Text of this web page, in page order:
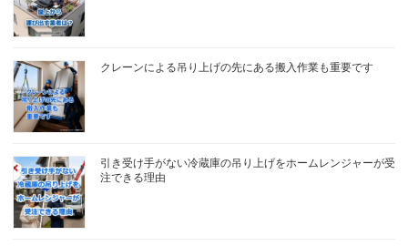
クレーンによる吊り上げの先にある搬入作業も重要です
引き受け手がない冷蔵庫の吊り上げをホームレンジャーが受
注できる理由